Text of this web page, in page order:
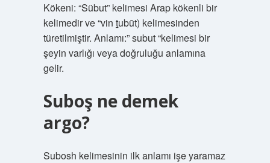
Kökeni: “Sübut” kelimesi Arap kökenli bir
kelimedir ve “vin ṯubūt) kelimesinden
türetilmiştir. Anlamı:” subut “kelimesi bir
şeyin varlığı veya doğruluğu anlamına
gelir.
Suboş ne demek
argo?
Subosh kelimesinin ilk anlamı işe yaramaz